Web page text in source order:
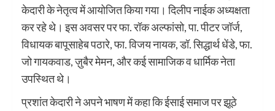
केदारी के नेतृत्व में आयोजित किया गया। दिलीप नाईक अध्यक्षता
कर रहे थे। इस अवसर पर फा. रॉक अल्फांसो, पा. पीटर जॉर्ज,
विधायक बापूसाहेब पठारे, फा. विजय नायक, डॉ. सिद्धार्थ धेंडे, फा.
जो गायकवाड, ज़ुबैर मेमन, और कई सामाजिक व धार्मिक नेता
उपस्थित थे।
प्रशांत केदारी ने अपने भाषण में कहा कि ईसाई समाज पर झूठे